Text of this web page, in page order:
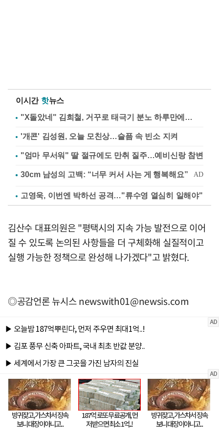
이시간 핫뉴스
"X돌았네" 김희철, 거꾸로 태극기 분노 하루만에…
'개콘' 김성원, 오늘 모친상…슬픔 속 빈소 지켜
"엄마 무서워" 딸 절규에도 만취 질주…예비신랑 참변
고영욱, 이번엔 박하선 공격…"류수영 열심히 일해야"
김산수 대표의원은 "평택시의 지속 가능 발전으로 이어
질 수 있도록 논의된 사항들을 더 구체화해 실질적이고
실행 가능한 정책으로 완성해 나가겠다"고 밝혔다.
◎공감언론 뉴시스newswith01@newsis.com